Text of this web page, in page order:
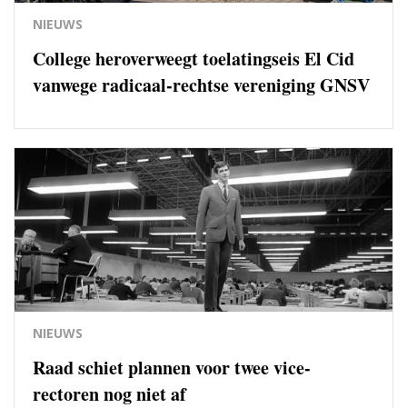
NIEUWS
College heroverweegt toelatingseis El Cid
vanwege radicaal-rechtse vereniging GNSV
NIEUWS
Raad schiet plannen voor twee vice-
rectoren nog niet af